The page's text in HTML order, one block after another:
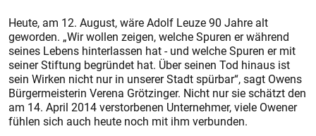
Heute, am 12. August, wäre Adolf Leuze 90 Jahre alt
geworden. „Wir wollen zeigen, welche Spuren er während
seines Lebens hinterlassen hat - und welche Spuren er mit
seiner Stiftung begründet hat. Über seinen Tod hinaus ist
sein Wirken nicht nur in unserer Stadt spürbar“, sagt Owens
Bürgermeisterin Verena Grötzinger. Nicht nur sie schätzt den
am 14. April 2014 verstorbenen Unternehmer, viele Owener
fühlen sich auch heute noch mit ihm verbunden.